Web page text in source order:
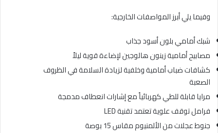
وفيما يلي أبرز المواصفات الخارجية:
شبك أمامي بلون أسود جذاب
مصابيح أمامية زينون هالوجين لإضاءة قوية ليلاً
كشافات ضباب أمامية وخلفية لزيادة السلامة في الظروف
الصعبة
مرايا قابلة للطي كهربائياً مع إشارات انعطاف مدمجة
فرامل توقف علوية تعتمد تقنية LED
جنوط عجلات من الألمنيوم مقاس 15 بوصة